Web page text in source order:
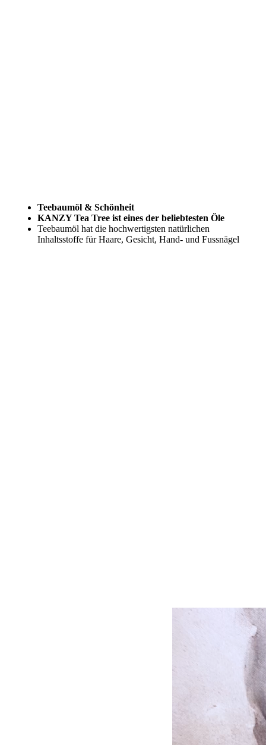
Teebaumöl & Schönheit
KANZY Tea Tree ist eines der beliebtesten Öle
Teebaumöl hat die hochwertigsten natürlichen
Inhaltsstoffe für Haare, Gesicht, Hand- und Fussnägel